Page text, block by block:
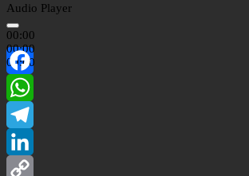
Audio Player
00:00
00:00
00:00
Facebook
WhatsApp
Telegram
LinkedIn